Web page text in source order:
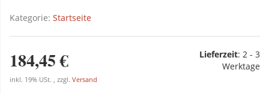
Kategorie: Startseite
184,45 €
inkl. 19% USt. , zzgl. Versand
Lieferzeit: 2 - 3
Werktage